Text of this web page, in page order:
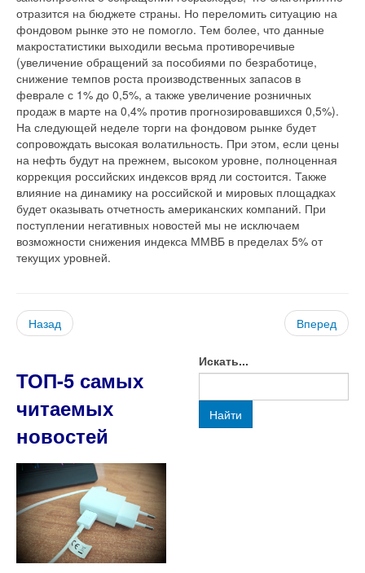
отразится на бюджете страны. Но переломить ситуацию на
фондовом рынке это не помогло. Тем более, что данные
макростатистики выходили весьма противоречивые
(увеличение обращений за пособиями по безработице,
снижение темпов роста производственных запасов в
феврале с 1% до 0,5%, а также увеличение розничных
продаж в марте на 0,4% против прогнозировавшихся 0,5%).
На следующей неделе торги на фондовом рынке будет
сопровождать высокая волатильность. При этом, если цены
на нефть будут на прежнем, высоком уровне, полноценная
коррекция российских индексов вряд ли состоится. Также
влияние на динамику на российской и мировых площадках
будет оказывать отчетность американских компаний. При
поступлении негативных новостей мы не исключаем
возможности снижения индекса ММВБ в пределах 5% от
текущих уровней.
Назад Вперед
ТОП-5 самых
читаемых
новостей
Искать...
Найти